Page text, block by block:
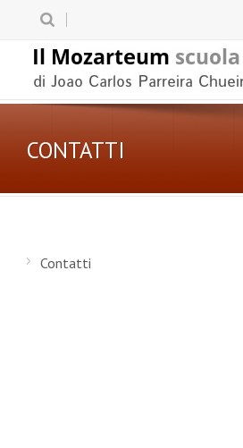
CONTATTI
Contatti